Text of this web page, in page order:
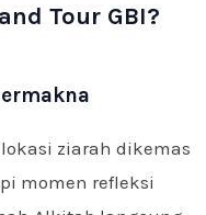
Tour GBI?
lokasi ziarah dikemas
momen refleksi